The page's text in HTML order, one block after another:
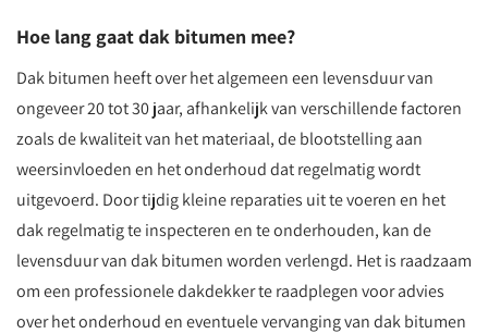
Hoe lang gaat dak bitumen mee?
Dak bitumen heeft over het algemeen een levensduur van
ongeveer 20 tot 30 jaar, afhankelijk van verschillende factoren
zoals de kwaliteit van het materiaal, de blootstelling aan
weersinvloeden en het onderhoud dat regelmatig wordt
uitgevoerd. Door tijdig kleine reparaties uit te voeren en het
dak regelmatig te inspecteren en te onderhouden, kan de
levensduur van dak bitumen worden verlengd. Het is raadzaam
om een professionele dakdekker te raadplegen voor advies
over het onderhoud en eventuele vervanging van dak bitumen